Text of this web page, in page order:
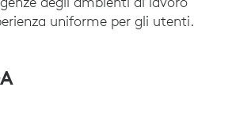
uniforme per gli utenti.